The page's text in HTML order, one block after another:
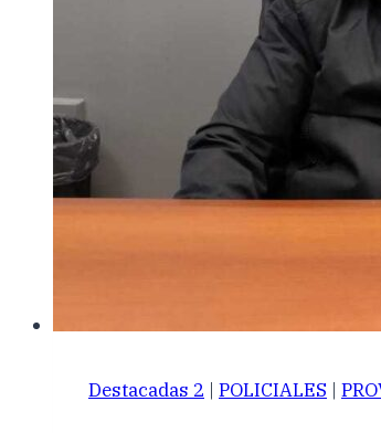
Destacadas 2 | POLICIALES |